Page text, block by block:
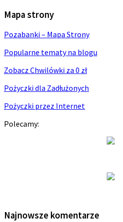
Mapa strony
Pozabanki – Mapa Strony
Popularne tematy na blogu
Zobacz Chwilówki za 0 zł
Pożyczki dla Zadłużonych
Pożyczki przez Internet
Polecamy:
Najnowsze komentarze